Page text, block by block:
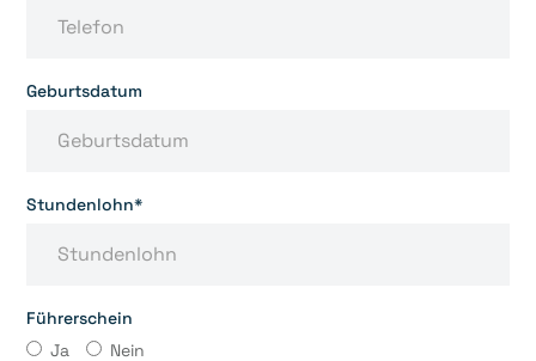
Geburtsdatum
Stundenlohn*
Führerschein
Ja
Nein